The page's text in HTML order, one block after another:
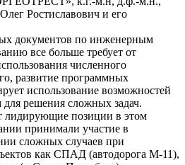
Ростиславович и его
документов по инженерным
все больше требует от
численного
развитие программных
использование возможностей
решения сложных задач.
позиции в этом
принимали участие в
сложных случаев при
как СПАД (автодорога М-11),